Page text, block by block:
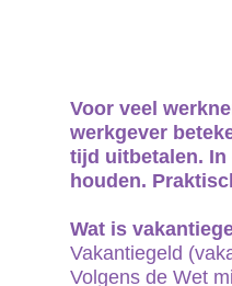
Voor veel
werkgever
tijd uitbetalen. In
houden.
Wat is
Vakantiegeld
Volgens de Wet